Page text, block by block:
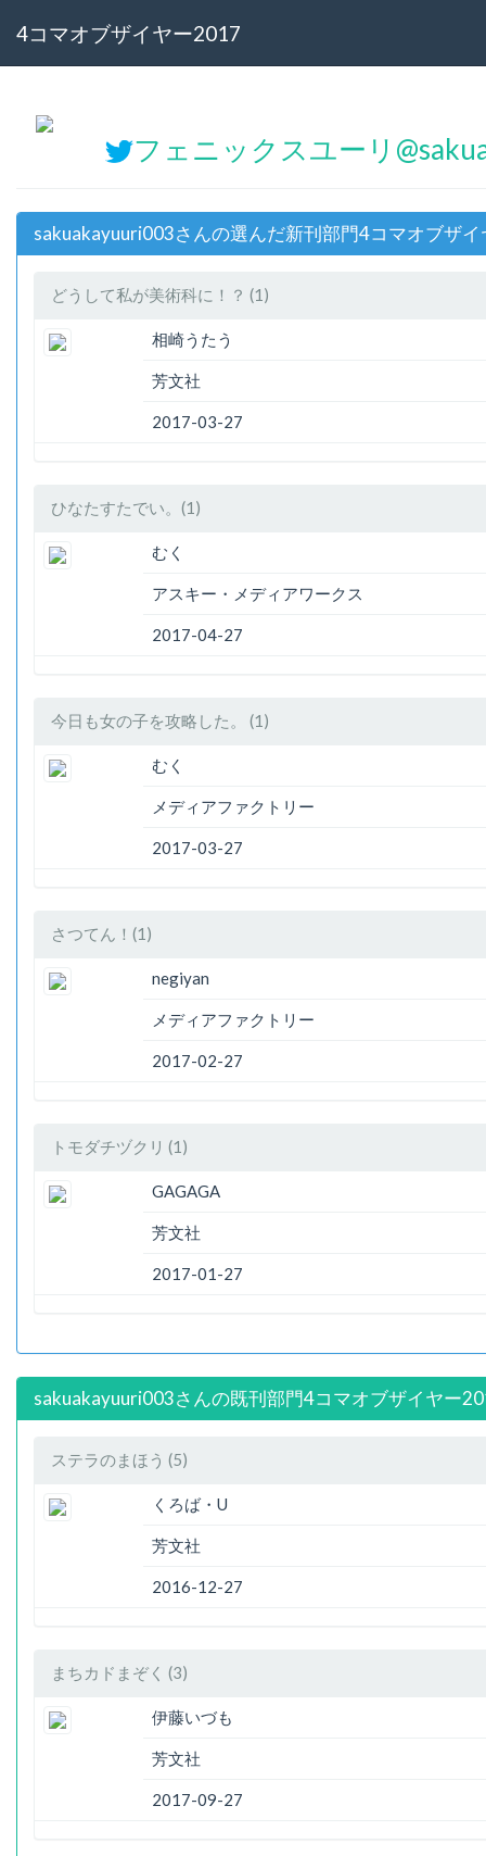
4コマオブザイヤー2017
フェニックスユーリ
sakuakayuuri003さんの選んだ新刊部門4コマオブザ
どうして私が美術科に！？ (1)
相崎うたう
芳文社
2017-03-27
ひなたすたでい。(1)
むく
アスキー・メディアワークス
2017-04-27
今日も女の子を攻略した。 (1)
むく
メディアファクトリー
2017-03-27
さつてん！(1)
negiyan
メディアファクトリー
2017-02-27
トモダチヅクリ (1)
GAGAGA
芳文社
2017-01-27
sakuakayuuri003さんの既刊部門4コマオブザイヤー
ステラのまほう (5)
くろば・U
芳文社
2016-12-27
まちカドまぞく (3)
伊藤いづも
芳文社
2017-09-27